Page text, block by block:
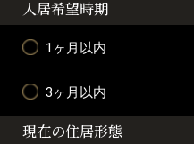
入居希望時期
1ヶ月以内
3ヶ月以内
現在の住居形態